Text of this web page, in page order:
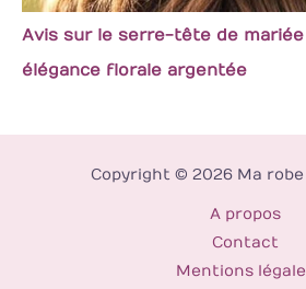
Avis sur le serre-tête de mariée
élégance florale argentée
Copyright © 2026 Ma
A propos
Contact
Mentions